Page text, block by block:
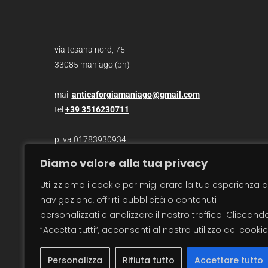
Diamo valore alla tua privacy
Utilizziamo i cookie per migliorare la tua esperienza
navigazione, offrirti pubblicità o contenuti
personalizzati e analizzare il nostro traffico.
“Accetta tutti”, acconsenti al nostro utilizzo dei
Personalizza Rifiuta tutto Accettare tutto
via tesana nord, 75
33085 maniago (pn)
mail anticaforgiamaniago@gmail.com
tel +39 3516230711
p.iva 01783930934
photo /christian bazzo
photo /roberto zanzot
video /max barbot
traduzioni / sara salvatore